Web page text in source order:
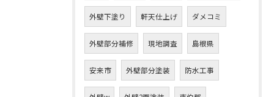
外壁下塗り 軒天仕上げ ダメコミ
外壁部分補修 現地調査 島根県
安来市 外壁部分塗装 防水工事